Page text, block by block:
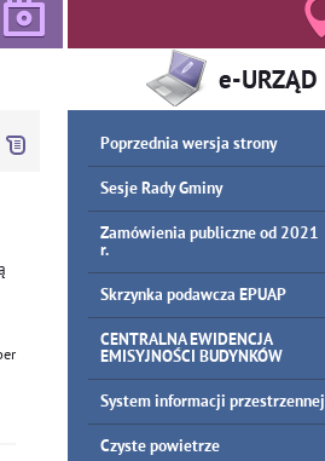
Poprzednia wersja strony
Sesje Rady Gminy
Zamówienia publiczne od 2021
r.
Skrzynka podawcza EPUAP
CENTRALNA EWIDENCJA
EMISYJNOŚCI BUDYNKÓW
System informacji przestrzennej
Czyste powietrze